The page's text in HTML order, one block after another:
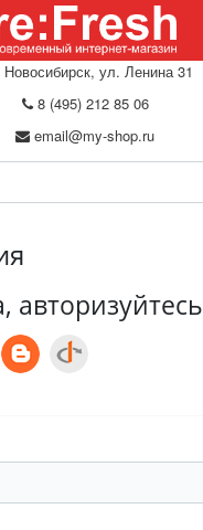
ул. Ленина 31
8 (495) 212 85 06
email@my-shop.ru
авторизуйтесь